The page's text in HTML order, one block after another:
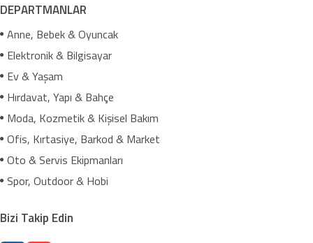
DEPARTMANLAR
Anne, Bebek & Oyuncak
Elektronik & Bilgisayar
Ev & Yaşam
Hırdavat, Yapı & Bahçe
Moda, Kozmetik & Kişisel Bakım
Ofis, Kırtasiye, Barkod & Market
Oto & Servis Ekipmanları
Spor, Outdoor & Hobi
Bizi Takip Edin